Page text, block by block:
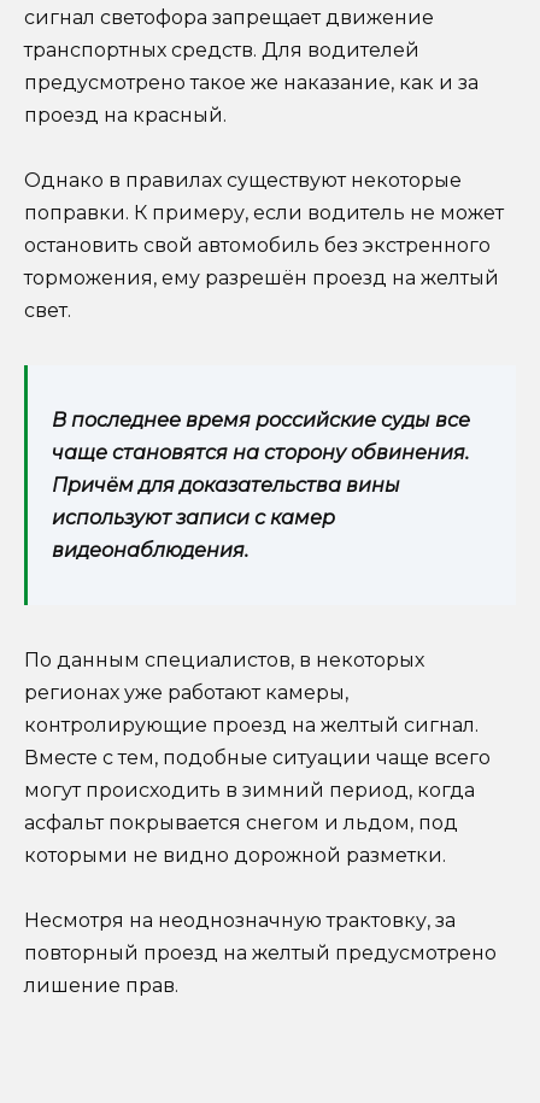
сигнал светофора запрещает движение
транспортных средств. Для водителей
предусмотрено такое же наказание, как и за
проезд на красный.
Однако в правилах существуют некоторые
поправки. К примеру, если водитель не может
остановить свой автомобиль без экстренного
торможения, ему разрешён проезд на желтый
свет.
В последнее время российские суды все
чаще становятся на сторону обвинения.
Причём для доказательства вины
используют записи с камер
видеонаблюдения.
По данным специалистов, в некоторых
регионах уже работают камеры,
контролирующие проезд на желтый сигнал.
Вместе с тем, подобные ситуации чаще всего
могут происходить в зимний период, когда
асфальт покрывается снегом и льдом, под
которыми не видно дорожной разметки.
Несмотря на неоднозначную трактовку, за
повторный проезд на желтый предусмотрено
лишение прав.